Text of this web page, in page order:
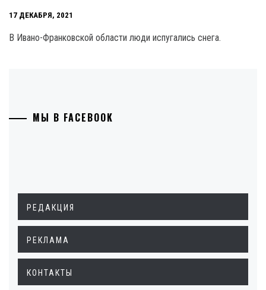
17 ДЕКАБРЯ, 2021
В Ивано-Франковской области люди испугались снега.
МЫ В FACEBOOK
РЕДАКЦИЯ
РЕКЛАМА
КОНТАКТЫ